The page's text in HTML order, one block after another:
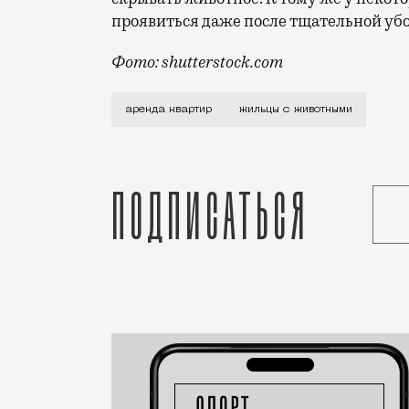
проявиться даже после тщательной
Фото: shutterstock.com
По данным ЦИАН, в июле на рынке
аренда квартир жильцы с животными
Подписаться